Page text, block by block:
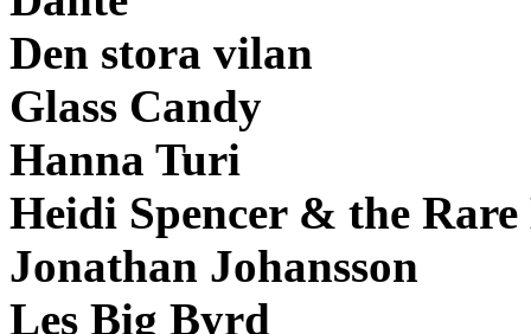
Den stora vilan
Glass Candy
Hanna Turi
Heidi Spencer & the
Jonathan Johansson
Les Big Byrd